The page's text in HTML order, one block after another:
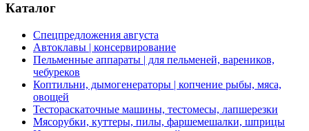
Каталог
Спецпредложения августа
Автоклавы | консервирование
Пельменные аппараты | для пельменей, вареников,
чебуреков
Коптильни, дымогенераторы | копчение рыбы, мяса,
овощей
Тестораскаточные машины, тестомесы, лапшерезки
Мясорубки, куттеры, пилы, фаршемешалки, шприцы